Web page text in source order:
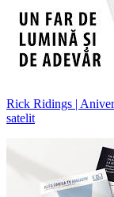
Rick Ridings |
satelit